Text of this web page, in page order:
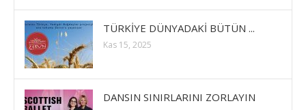
TÜRKİYE DÜNYADAKİ BÜTÜN ...
Kas 15, 2025
DANSIN SINIRLARINI ZORLAYIN